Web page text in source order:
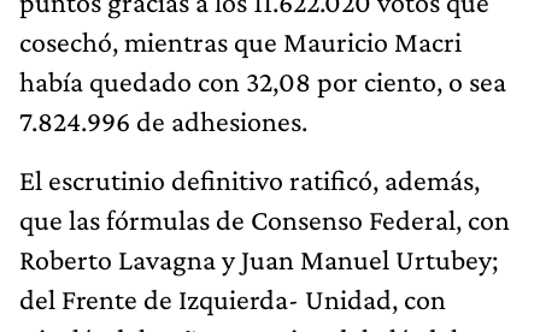
cosechó, mientras que Mauricio Macri
había quedado con 32,08 por ciento, o sea
7.824.996 de adhesiones.
El escrutinio definitivo ratificó, además,
que las fórmulas de Consenso Federal, con
Roberto Lavagna y Juan Manuel Urtubey;
del Frente de Izquierda- Unidad, con